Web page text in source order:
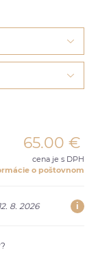
65.00 €
cena je s DPH
o poštovnom
8. 2026 i